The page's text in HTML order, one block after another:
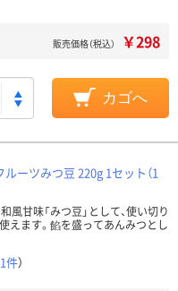
販売価格（税込） ￥298
カゴへ
ーツみつ豆 220g 1セット（1
風甘味「みつ豆」として、使い切り
えます。餡を盛ってあんみつとし
1件）